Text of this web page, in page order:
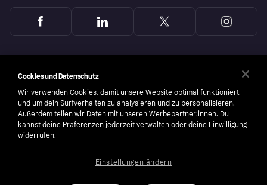
Cookies und Datenschutz
Wir verwenden Cookies, damit unsere Website optimal funktioniert,
und um dein Surfverhalten zu analysieren und zu personalisieren.
Außerdem teilen wir Daten mit unseren Werbepartner:innen. Du
kannst deine Präferenzen jederzeit verwalten oder deine Einwilligung
widerrufen.
Einstellungen ändern